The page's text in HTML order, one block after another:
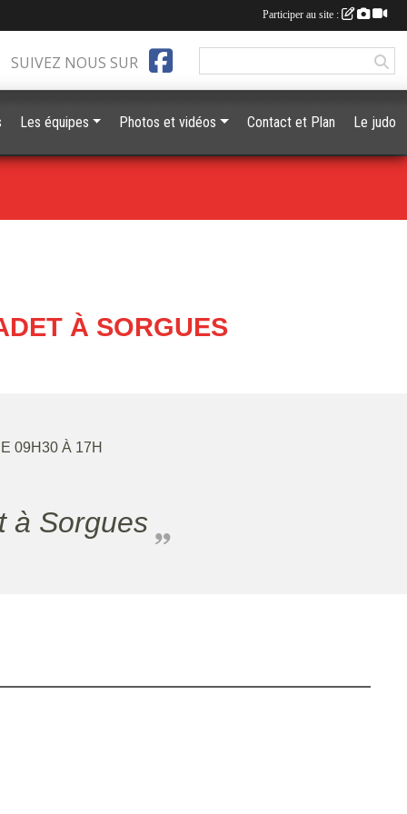
À SORGUES
09H30 À 17H
à Sorgues
SUIVEZ NOUS SUR
Les équipes Photos et vidéos Contact et Plan Le judo
Participer au site :